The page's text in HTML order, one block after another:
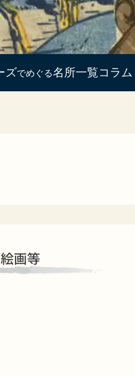
ズでめぐる名所一覧コラム
画等